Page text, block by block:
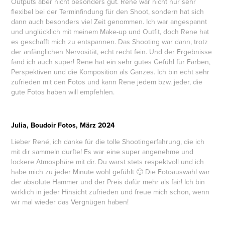
flexibel bei der Terminfindung für den Shoot, sondern hat sich
dann auch besonders viel Zeit genommen. Ich war angespannt
und unglücklich mit meinem Make-up und Outfit, doch Rene hat
es geschafft mich zu entspannen. Das Shooting war dann, trotz
der anfänglichen Nervosität, echt recht fein. Und der Ergebnisse
fand ich auch super! Rene hat ein sehr gutes Gefühl für Farben,
Perspektiven und die Komposition als Ganzes. Ich bin echt sehr
zufrieden mit den Fotos und kann Rene jedem bzw. jeder, die
gute Fotos haben will empfehlen.
Julia, Boudoir Fotos, März 2024
Lieber René, ich danke für die tolle Shootingerfahrung, die ich
mit dir sammeln durfte! Es war eine super angenehme und
lockere Atmosphäre mit dir. Du warst stets respektvoll und ich
habe mich zu jeder Minute wohl gefühlt 🙂 Die Fotoauswahl war
der absolute Hammer und der Preis dafür mehr als fair! Ich bin
wirklich in jeder Hinsicht zufrieden und freue mich schon, wenn
wir mal wieder das Vergnügen haben!